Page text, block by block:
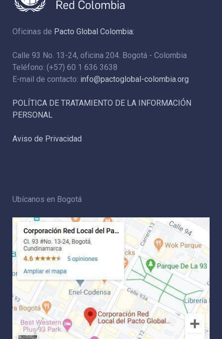
Oficinas de Pacto Global Colombia:
Calle 93 No. 13-24, oficina 204. Bogotá - Colombia
Teléfono: (+57) 60 1 636 3638
E-mail de contacto: info@pactoglobal-colombia.org
POLÍTICA DE TRATAMIENTO DE LA INFORMACIÓN
PERSONAL
Aviso de Privacidad
Ubícanos en Bogotá